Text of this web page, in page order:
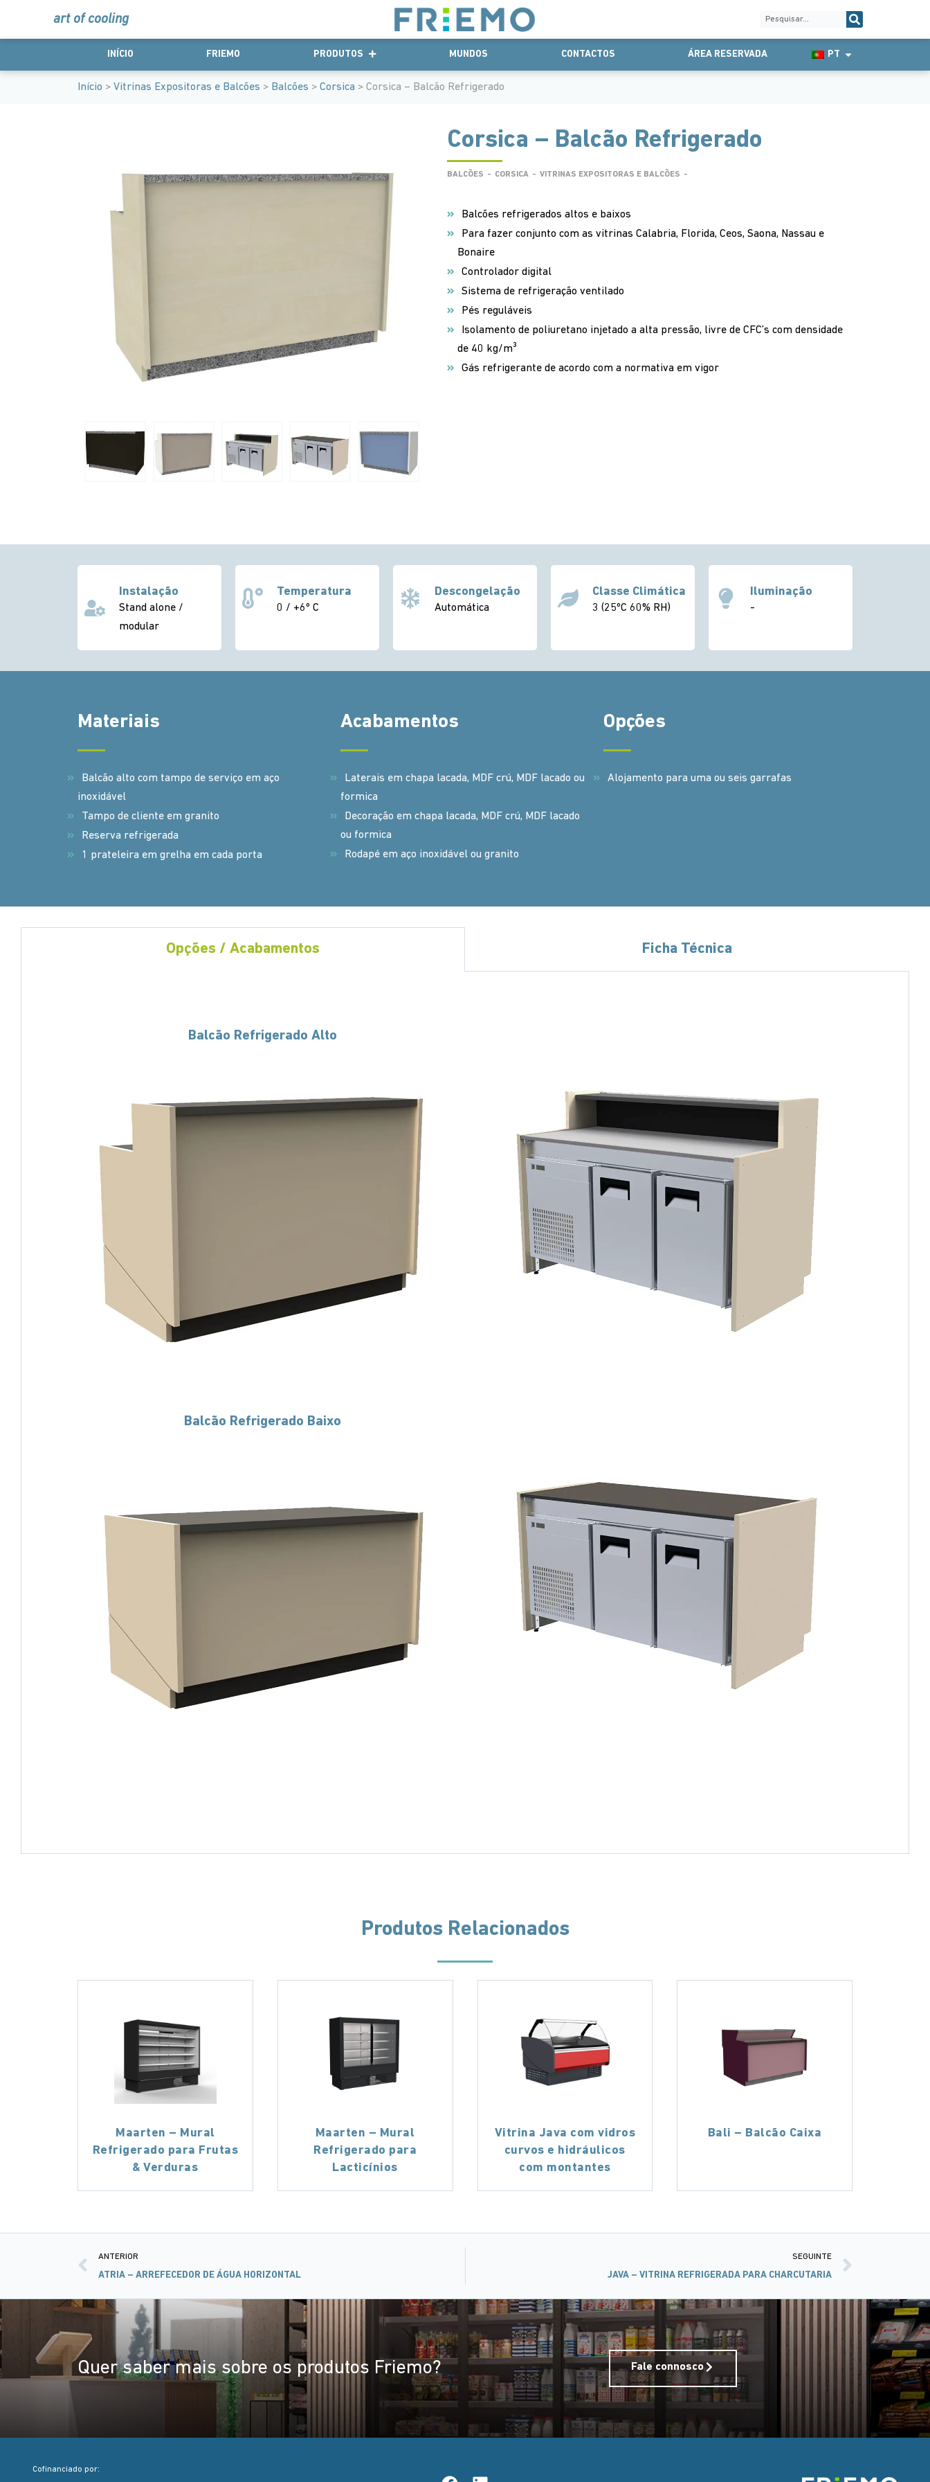
art of cooling
INÍCIO FRIEMO PRODUTOS MUNDOS CONTACTOS ÁREA RESERVADA PT
Início > Vitrinas Expositoras e Balcões > Balcões > Corsica > Corsica – Balcão Refrigerado
Corsica – Balcão Refrigerado
BALCÕES - CORSICA - VITRINAS EXPOSITORAS E BALCÕES -
Balcões refrigerados altos e baixos
Para fazer conjunto com as vitrinas Calabria, Florida, Ceos, Saona, Nassau e
Bonaire
Controlador digital
Sistema de refrigeração ventilado
Pés reguláveis
Isolamento de poliuretano injetado a alta pressão, livre de CFC’s com densidade
de 40 kg/m³
Gás refrigerante de acordo com a normativa em vigor
Instalação
Stand alone /
modular
Temperatura
0 / +6º C
Descongelação
Automática
Classe Climática
3 (25ºC 60% RH)
Iluminação
-
Materiais
Balcão alto com tampo de serviço em aço
inoxidável
Tampo de cliente em granito
Reserva refrigerada
1 prateleira em grelha em cada porta
Acabamentos
Laterais em chapa lacada, MDF crú, MDF lacado ou
formica
Decoração em chapa lacada, MDF crú, MDF lacado
ou formica
Rodapé em aço inoxidável ou granito
Opções
Alojamento para uma ou seis garrafas
Opções / Acabamentos Ficha Técnica
Balcão Refrigerado Alto
Balcão Refrigerado Baixo
Produtos Relacionados
Maarten – Mural
Refrigerado para Frutas
& Verduras
Maarten – Mural
Refrigerado para
Lacticínios
Vitrina Java com vidros
curvos e hidráulicos
com montantes
Bali – Balcão Caixa
ANTERIOR
ATRIA – ARREFECEDOR DE ÁGUA HORIZONTAL
SEGUINTE
JAVA – VITRINA REFRIGERADA PARA CHARCUTARIA
Quer saber mais sobre os produtos Friemo? Fale connosco
Cofinanciado por: